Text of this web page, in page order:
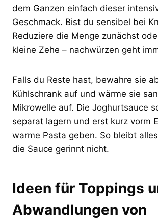
dem Ganzen einfach dieser
Geschmack. Bist du sensibel bei
Reduziere die Menge zunächst
kleine Zehe – nachwürzen geht
Falls du Reste hast, bewahre sie
Kühlschrank auf und wärme sie
Mikrowelle auf. Die Joghurtsauce
separat lagern und erst kurz vorm
warme Pasta geben. So bleibt
die Sauce gerinnt nicht.
Ideen für Toppings
Abwandlungen von